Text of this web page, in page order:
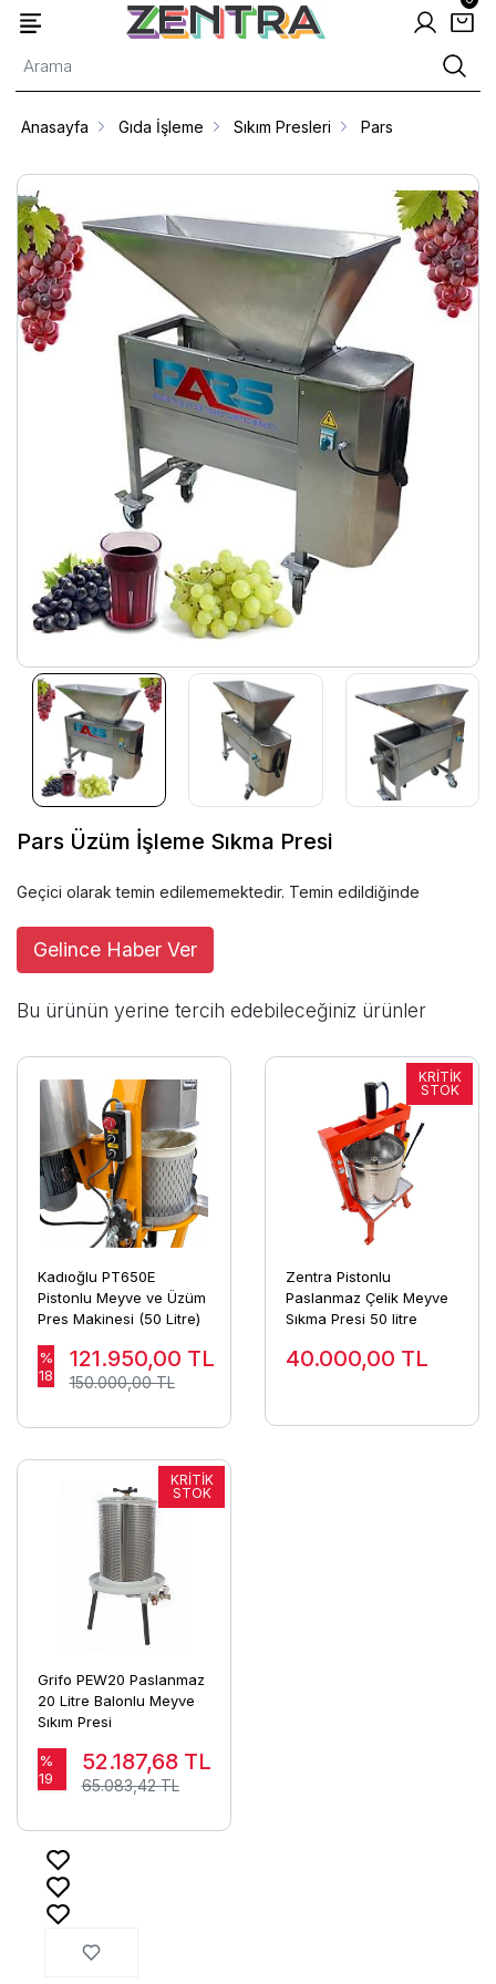
Anasayfa Gıda İşleme Sıkım Presleri Pars
Pars Üzüm İşleme Sıkma Presi
Geçici olarak temin edilememektedir. Temin edildiğinde
Gelince Haber Ver
Bu ürünün yerine tercih edebileceğiniz ürünler
Kadıoğlu PT650E
Pistonlu Meyve ve Üzüm
Pres Makinesi (50 Litre)
%
18
121.950,00 TL
150.000,00 TL
Zentra Pistonlu
Paslanmaz Çelik Meyve
Sıkma Presi 50 litre
40.000,00 TL
Grifo PEW20 Paslanmaz
20 Litre Balonlu Meyve
Sıkım Presi
%
19
52.187,68 TL
65.083,42 TL